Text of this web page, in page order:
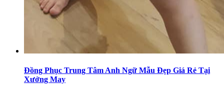
Đồng Phục Trung Tâm Anh Ngữ Mẫu Đẹp Giá Rẻ Tại
Xưởng May